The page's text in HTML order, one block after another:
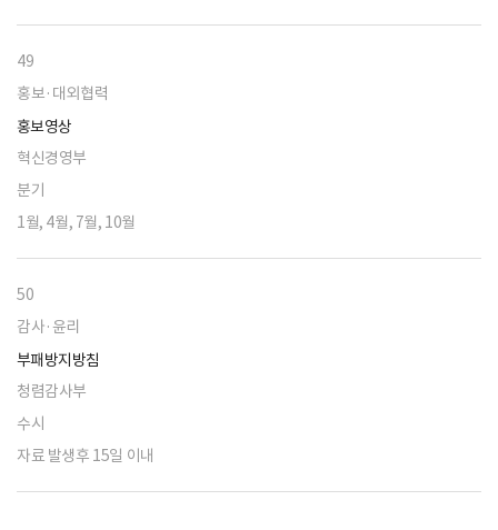
49
홍보·대외협력
홍보영상
혁신경영부
분기
1월, 4월, 7월, 10월
50
감사·윤리
부패방지방침
청렴감사부
수시
자료 발생후 15일 이내